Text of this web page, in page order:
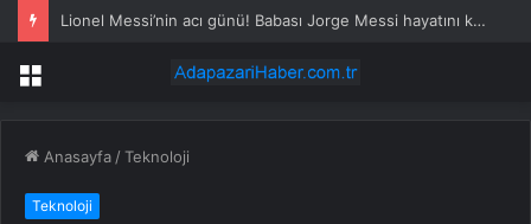
Lionel Messi’nin acı günü! Babası Jorge Messi hayatını kaybetti
Menü
Anasayfa /Teknoloji
Teknoloji